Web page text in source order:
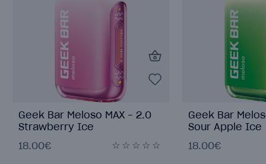
Geek Bar Meloso MAX - 2.0
Sour Apple Ice
18.00€
Geek Bar
Nectarine
18.00€